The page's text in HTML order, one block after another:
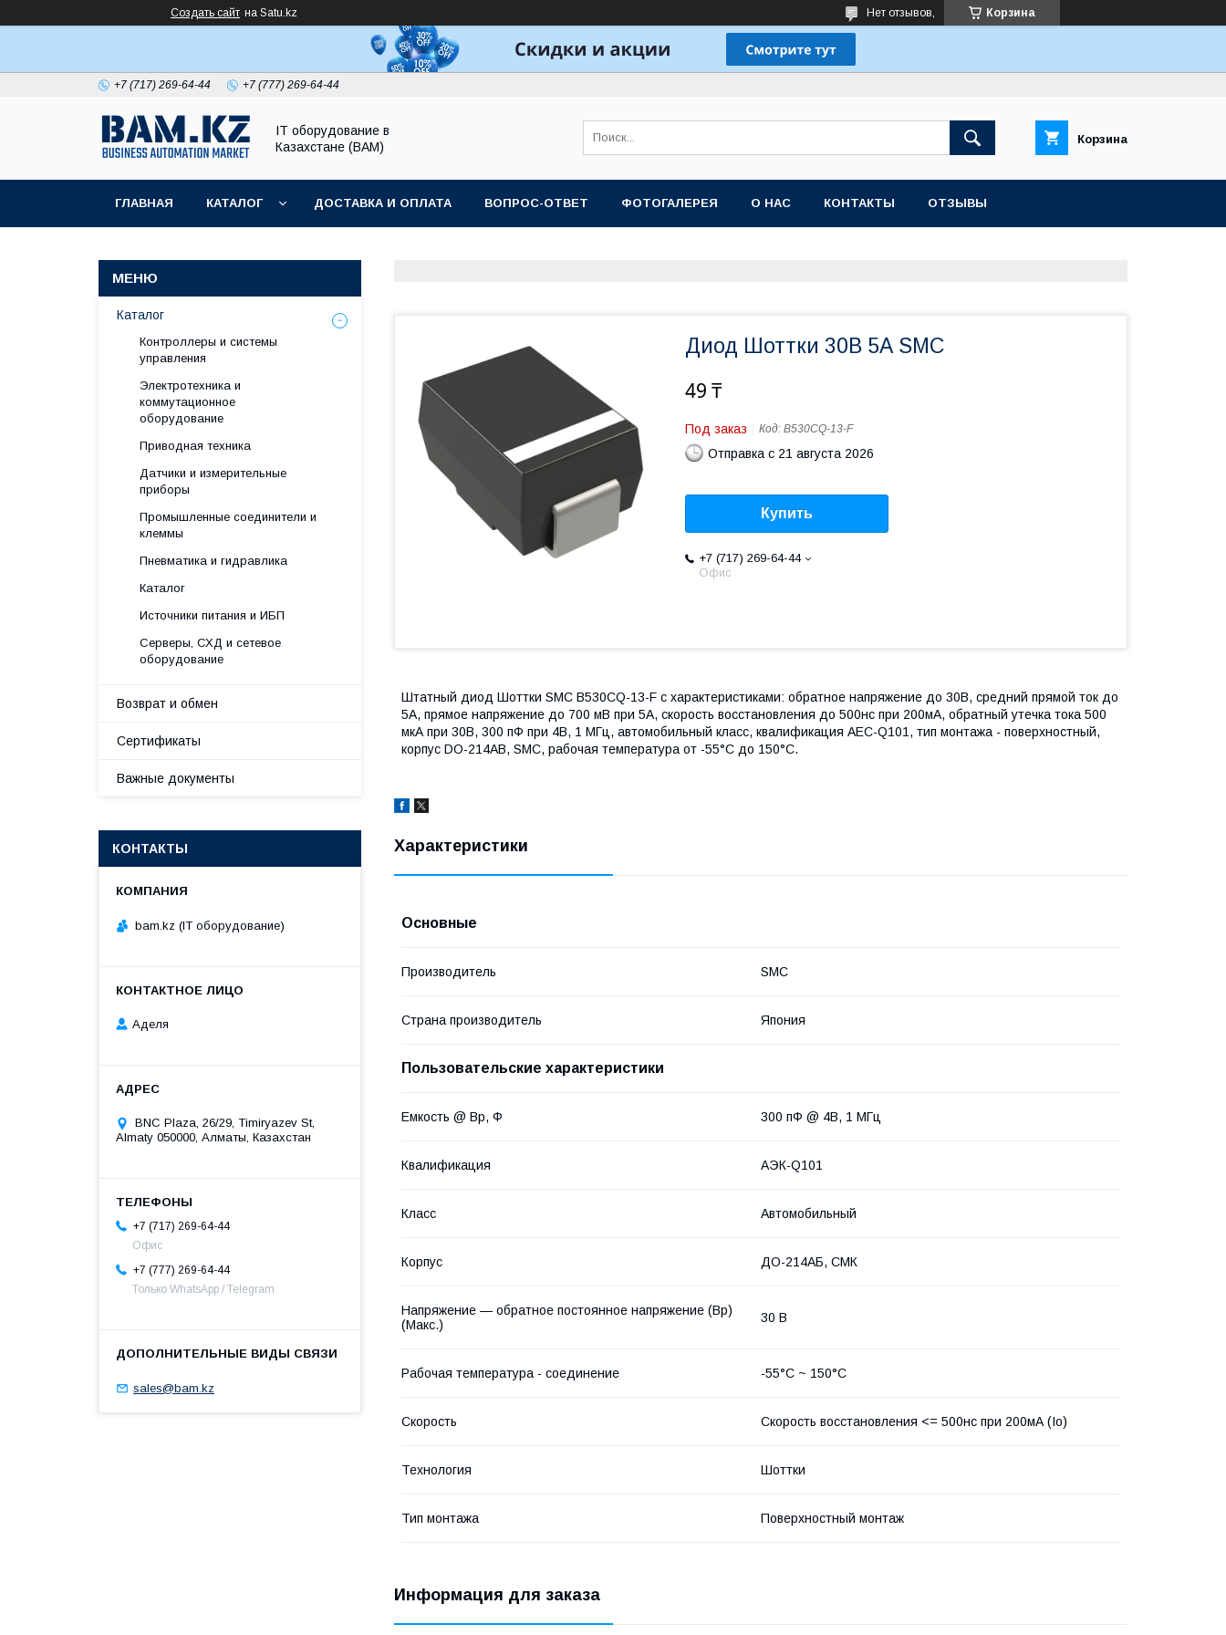
Создать сайт на Satu.kz Корзина
Нет отзывов,
+7 (717) 269-64-44 +7 (777) 269-64-44
IT оборудование в
Казахстане (BAM)
Корзина
ГЛАВНАЯ КАТАЛОГ ДОСТАВКА И ОПЛАТА ВОПРОС-ОТВЕТ ФОТОГАЛЕРЕЯ О НАС КОНТАКТЫ ОТЗЫВЫ
Диод Шоттки 30В 5А SMC
49 ₸
Под заказ Код: B530CQ-13-F
Отправка с 21 августа 2026
Купить
+7 (717) 269-64-44
Офис
Штатный диод Шоттки SMC B530CQ-13-F с характеристиками: обратное напряжение до 30В, средний прямой ток до
5А, прямое напряжение до 700 мВ при 5А, скорость восстановления до 500нс при 200мА, обратный утечка тока 500
мкА при 30В, 300 пФ при 4В, 1 МГц, автомобильный класс, квалификация AEC-Q101, тип монтажа - поверхностный,
корпус DO-214AB, SMC, рабочая температура от -55°C до 150°C.
Характеристики
Основные
Производитель SMC
Страна производитель Япония
Пользовательские характеристики
Емкость @ Вр, Ф 300 пФ @ 4В, 1 МГц
Квалификация АЭК-Q101
Класс Автомобильный
Корпус ДО-214АБ, СМК
Напряжение — обратное постоянное напряжение (Вр)
(Макс.)
30 В
Рабочая температура - соединение -55°С ~ 150°С
Скорость Скорость восстановления <= 500нс при 200мА (Io)
Технология Шоттки
Тип монтажа Поверхностный монтаж
Информация для заказа
Каталог
Контроллеры и системы
управления
Электротехника и
коммутационное
оборудование
Приводная техника
Датчики и измерительные
приборы
Промышленные соединители и
клеммы
Пневматика и гидравлика
Каталог
Источники питания и ИБП
Серверы, СХД и сетевое
оборудование
Возврат и обмен
Сертификаты
Важные документы
КОНТАКТЫ
bam.kz (IT оборудование)
Аделя
BNC Plaza, 26/29, Timiryazev St,
Almaty 050000, Алматы, Казахстан
+7 (717) 269-64-44
Офис
+7 (777) 269-64-44
Только WhatsApp / Telegram
sales@bam.kz